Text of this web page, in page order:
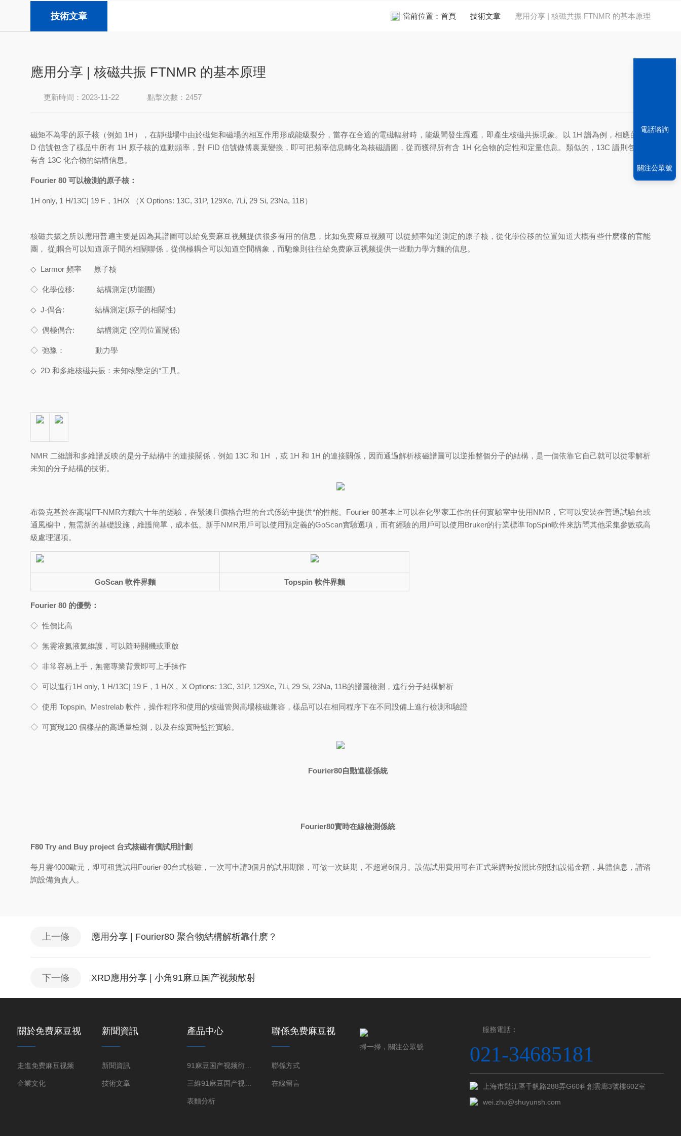
技術文章 當前位置： 首頁 技術文章 應用分享 | 核磁共振 FTNMR 的基本原理
應用分享 | 核磁共振 FTNMR 的基本原理
更新時間：2023-11-22 點擊次數：2457
磁矩不為零的原子核（例如 1H），在靜磁場中由於磁矩和磁場的相互作用形成能級裂分，當存在合適的電磁輻射時，能級間發生躍遷，即產生核磁共振現象。以 1H 譜為例，相應的 FI
D 信號包含了樣品中所有 1H 原子核的進動頻率，對 FID 信號做傅裏葉變換，即可把頻率信息轉化為核磁譜圖，從而獲得所有含 1H 化合物的定性和定量信息。類似的，13C 譜則包含所
有含 13C 化合物的結構信息。
Fourier 80 可以檢測的原子核：
1H only, 1 H/13C| 19 F，1H/X （X Options: 13C, 31P, 129Xe, 7Li, 29 Si, 23Na, 11B）
核磁共振之所以應用普遍主要是因為其譜圖可以給免费麻豆视频提供很多有用的信息，比如免费麻豆视频可 以從頻率知道測定的原子核，從化學位移的位置知道大概有些什麽樣的官能
團， 從j耦合可以知道原子間的相關聯係，從偶極耦合可以知道空間構象，而馳豫則往往給免费麻豆视频提供一些動力學方麵的信息。
◇ Larmor 頻率 原子核
◇ 化學位移: 結構測定(功能團)
◇ J-偶合: 結構測定(原子的相關性)
◇ 偶極偶合: 結構測定 (空間位置關係)
◇ 弛豫： 動力學
◇ 2D 和多維核磁共振：未知物鑒定的*工具。
NMR 二維譜和多維譜反映的是分子結構中的連接關係，例如 13C 和 1H ，或 1H 和 1H 的連接關係，因而通過解析核磁譜圖可以逆推整個分子的結構，是一個依靠它自己就可以從零解析
未知的分子結構的技術。
布魯克基於在高場FT-NMR方麵六十年的經驗，在緊湊且價格合理的台式係統中提供*的性能。Fourier 80基本上可以在化學家工作的任何實驗室中使用NMR，它可以安裝在普通試驗台或
通風櫥中，無需新的基礎設施，維護簡單，成本低。新手NMR用戶可以使用預定義的GoScan實驗選項，而有經驗的用戶可以使用Bruker的行業標準TopSpin軟件來訪問其他采集參數或高
級處理選項。
GoScan 軟件界麵 Topspin 軟件界麵
Fourier 80 的優勢：
◇ 性價比高
◇ 無需液氮液氦維護，可以隨時關機或重啟
◇ 非常容易上手，無需專業背景即可上手操作
◇ 可以進行1H only, 1 H/13C| 19 F ， 1 H/X , X Options: 13C, 31P, 129Xe, 7Li, 29 Si, 23Na, 11B的譜圖檢測，進行分子結構解析
◇ 使用 Topspin, Mestrelab 軟件，操作程序和使用的核磁管與高場核磁兼容，樣品可以在相同程序下在不同設備上進行檢測和驗證
◇ 可實現120 個樣品的高通量檢測，以及在線實時監控實驗。
Fourier80自動進樣係統
Fourier80實時在線檢測係統
F80 Try and Buy project 台式核磁有償試用計劃
每月需4000歐元，即可租賃試用Fourier 80台式核磁，一次可申請3個月的試用期限，可做一次延期，不超過6個月。設備試用費用可在正式采購時按照比例抵扣設備金額，具體信息，請谘
詢設備負責人 。
上一條 應用分享 | Fourier80 聚合物結構解析靠什麽？
下一條 XRD應用分享 | 小角91麻豆国产视频散射
關於免费麻豆视
频
走進免费麻豆视频
企業文化
新聞資訊
新聞資訊
技術文章
產品中心
91麻豆国产视频衍射儀（XRD）
三維91麻豆国产视频顯微鏡（XRM）
表麵分析
聯係免费麻豆视
频
聯係方式
在線留言
掃一掃，關注公眾號
服務電話：
021-34685181
上海市鬆江區千帆路288弄G60科創雲廊3號樓602室
wei.zhu@shuyunsh.com
電話谘詢
關注公眾號